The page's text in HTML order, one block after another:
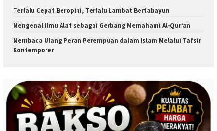
Terlalu Cepat Beropini, Terlalu Lambat Bertabayun
Mengenal Ilmu Alat sebagai Gerbang Memahami Al-Qur’an
Membaca Ulang Peran Perempuan dalam Islam Melalui Tafsir
Kontemporer